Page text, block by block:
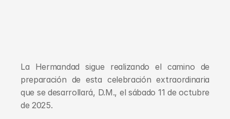
La Hermandad sigue realizando el camino de
preparación de esta celebración extraordinaria
que se desarrollará, D.M., el sábado 11 de octubre
de 2025.